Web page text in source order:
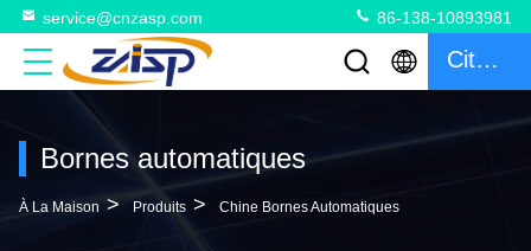
service@cnzasp.com 86-138-10893981
Citation
Bornes automatiques
À La Maison > Produits > Chine Bornes Automatiques